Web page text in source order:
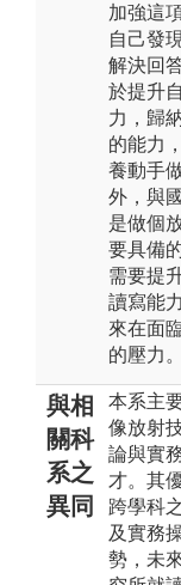
加強這
自己發
解決回
於提升
力，歸
的能力
養動手
外，與
是做個
要具備
需要提
讀寫能
來在面
的壓力。
與相
關科
系之
異同
本系主
像放射
論與實
才。其
跨學科
及實務
勢，未